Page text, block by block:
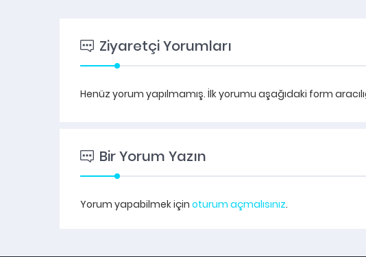
Ziyaretçi Yorumları
Henüz yorum yapılmamış. İlk yorumu aşağıdaki form
Bir Yorum Yazın
Yorum yapabilmek için oturum açmalısınız.